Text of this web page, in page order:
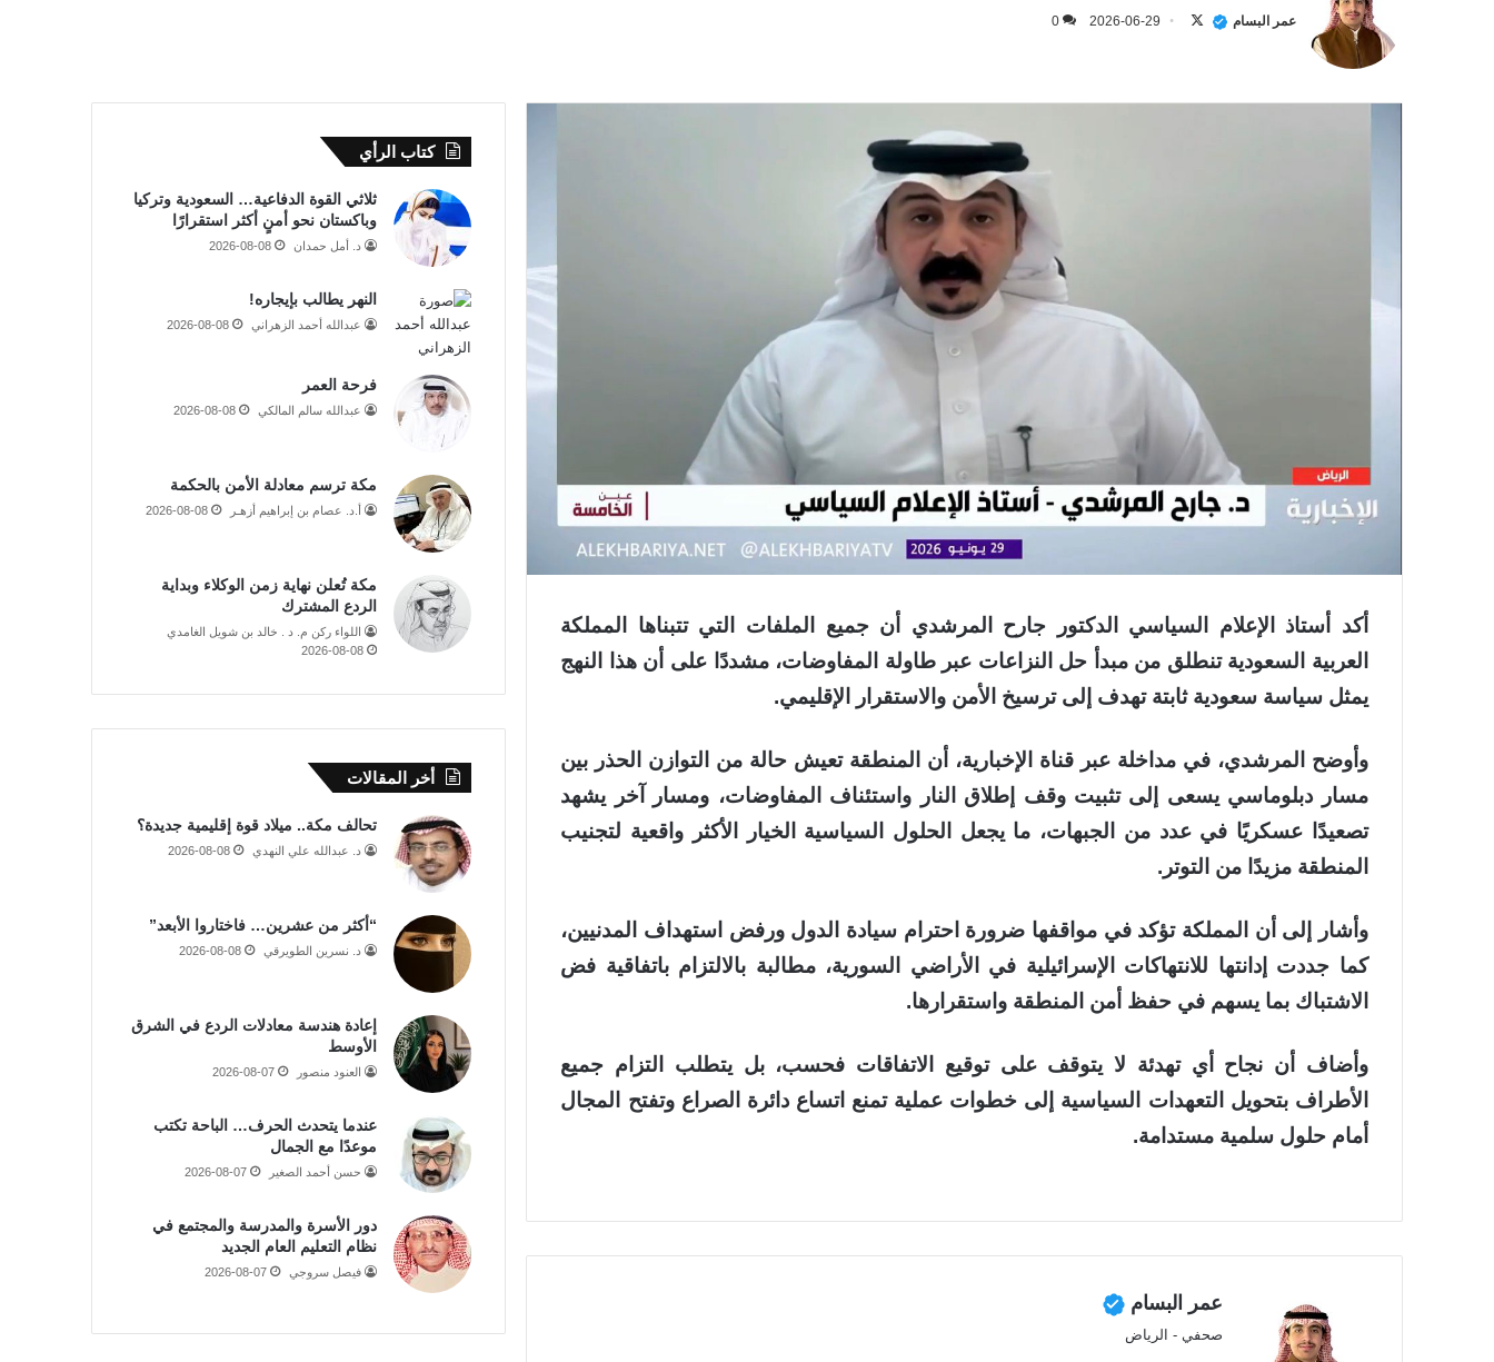
عمر البسام 2026-06-29
0
أكد أستاذ الإعلام السياسي الدكتور جارح المرشدي أن جميع الملفات التي تتبناها المملكة
العربية السعودية تنطلق من مبدأ حل النزاعات عبر طاولة المفاوضات، مشددًا على أن هذا النهج
يمثل سياسة سعودية ثابتة تهدف إلى ترسيخ الأمن والاستقرار الإقليمي.
وأوضح المرشدي، في مداخلة عبر قناة الإخبارية، أن المنطقة تعيش حالة من التوازن الحذر بين
مسار دبلوماسي يسعى إلى تثبيت وقف إطلاق النار واستئناف المفاوضات، ومسار آخر يشهد
تصعيدًا عسكريًا في عدد من الجبهات، ما يجعل الحلول السياسية الخيار الأكثر واقعية لتجنيب
المنطقة مزيدًا من التوتر.
وأشار إلى أن المملكة تؤكد في مواقفها ضرورة احترام سيادة الدول ورفض استهداف المدنيين،
كما جددت إدانتها للانتهاكات الإسرائيلية في الأراضي السورية، مطالبة بالالتزام باتفاقية فض
الاشتباك بما يسهم في حفظ أمن المنطقة واستقرارها.
وأضاف أن نجاح أي تهدئة لا يتوقف على توقيع الاتفاقات فحسب، بل يتطلب التزام جميع
الأطراف بتحويل التعهدات السياسية إلى خطوات عملية تمنع اتساع دائرة الصراع وتفتح المجال
أمام حلول سلمية مستدامة.
عمر البسام
صحفي - الرياض
كتاب الرأي
ثلاثي القوة الدفاعية… السعودية وتركيا
وباكستان نحو أمنٍ أكثر استقرارًا
د. أمل حمدان 2026-08-08
النهر يطالب بإيجاره!
عبدالله أحمد الزهراني 2026-08-08
فرحة العمر
عبدالله سالم المالكي 2026-08-08
مكة ترسم معادلة الأمن بالحكمة
أ.د. عصام بن إبراهيم أزهـر 2026-08-08
مكة تُعلن نهاية زمن الوكلاء وبداية
الردع المشترك
اللواء ركن م. د . خالد بن شويل الغامدي
2026-08-08
أخر المقالات
تحالف مكة.. ميلاد قوة إقليمية جديدة؟
د. عبدالله علي النهدي 2026-08-08
“أكثر من عشرين… فاختاروا الأبعد”
د. نسرين الطويرقي 2026-08-08
إعادة هندسة معادلات الردع في الشرق
الأوسط
العنود منصور 2026-08-07
عندما يتحدث الحرف… الباحة تكتب
موعدًا مع الجمال
حسن أحمد الصغير 2026-08-07
دور الأسرة والمدرسة والمجتمع في
نظام التعليم العام الجديد
فيصل سروجي 2026-08-07